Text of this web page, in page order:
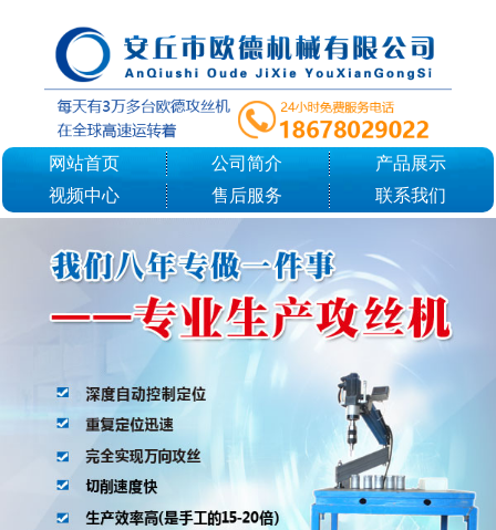
网站首页 公司简介
产品展示
视频中心
售后服务 联系我们